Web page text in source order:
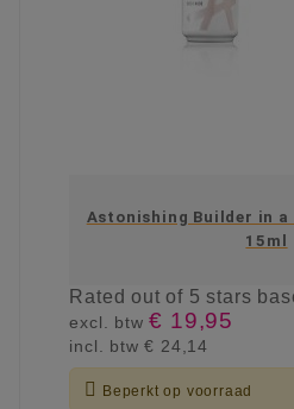
Astonishing Builder in a
15ml
Ratedout of 5 stars
excl. btw€ 19,95
incl. btw€ 24,14
 Beperkt op voorraad